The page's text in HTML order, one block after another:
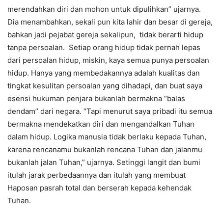
merendahkan diri dan mohon untuk dipulihkan” ujarnya.
Dia menambahkan, sekali pun kita lahir dan besar di gereja,
bahkan jadi pejabat gereja sekalipun, tidak berarti hidup
tanpa persoalan. Setiap orang hidup tidak pernah lepas
dari persoalan hidup, miskin, kaya semua punya persoalan
hidup. Hanya yang membedakannya adalah kualitas dan
tingkat kesulitan persoalan yang dihadapi, dan buat saya
esensi hukuman penjara bukanlah bermakna “balas
dendam” dari negara. “Tapi menurut saya pribadi itu semua
bermakna mendekatkan diri dan mengandalkan Tuhan
dalam hidup. Logika manusia tidak berlaku kepada Tuhan,
karena rencanamu bukanlah rencana Tuhan dan jalanmu
bukanlah jalan Tuhan,” ujarnya. Setinggi langit dan bumi
itulah jarak perbedaannya dan itulah yang membuat
Haposan pasrah total dan berserah kepada kehendak
Tuhan.